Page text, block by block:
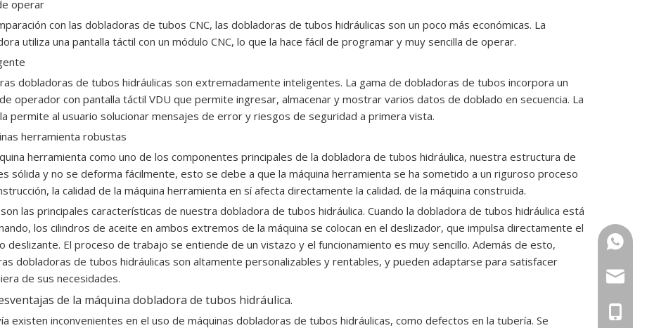
operar
con las dobladoras de tubos CNC, las dobladoras de tubos hidráulicas son un poco más económicas. La
utiliza una pantalla táctil con un módulo CNC, lo que la hace fácil de programar y muy sencilla de operar.
dobladoras de tubos hidráulicas son extremadamente inteligentes. La gama de dobladoras de tubos incorpora un
operador con pantalla táctil VDU que permite ingresar, almacenar y mostrar varios datos de doblado en secuencia. La
permite al usuario solucionar mensajes de error y riesgos de seguridad a primera vista.
herramienta robustas
herramienta como uno de los componentes principales de la dobladora de tubos hidráulica, nuestra estructura de
sólida y no se deforma fácilmente, esto se debe a que la máquina herramienta se ha sometido a un riguroso proceso
la calidad de la máquina herramienta en sí afecta directamente la calidad. de la máquina construida.
las principales características de nuestra dobladora de tubos hidráulica. Cuando la dobladora de tubos hidráulica está
los cilindros de aceite en ambos extremos de la máquina se colocan en el deslizador, que impulsa directamente el
deslizante. El proceso de trabajo se entiende de un vistazo y el funcionamiento es muy sencillo. Además de esto,
dobladoras de tubos hidráulicas son altamente personalizables y rentables, y pueden adaptarse para satisfacer
de sus necesidades.
de la máquina dobladora de tubos hidráulica.
existen inconvenientes en el uso de máquinas dobladoras de tubos hidráulicas, como defectos en la tubería. Se
+86